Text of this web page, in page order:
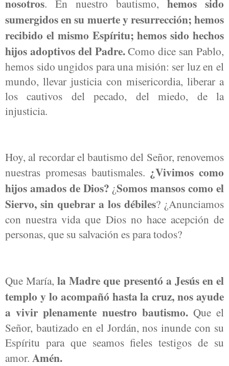
nosotros. En nuestro bautismo, hemos sido
sumergidos en su muerte y resurrección; hemos
recibido el mismo Espíritu; hemos sido hechos
hijos adoptivos del Padre.Como dice san Pablo,
hemos sido ungidos para una misión: ser luz en el
mundo, llevar justicia con misericordia, liberar a
los cautivos del pecado, del miedo, de la
injusticia.
Hoy, al recordar el bautismo del Señor, renovemos
nuestras promesas bautismales. ¿Vivimos como
hijos amados de Dios? ¿Somos mansos como el
Siervo, sin quebrar a los débiles? ¿Anunciamos
con nuestra vida que Dios no hace acepción de
personas, que su salvación es para todos?
Que María,la Madre que presentó a Jesús en el
templo y lo acompañó hasta la cruz, nos ayude
a vivir plenamente nuestro bautismo.Que el
Señor, bautizado en el Jordán, nos inunde con su
Espíritu para que seamos fieles testigos de su
amor. Amén.